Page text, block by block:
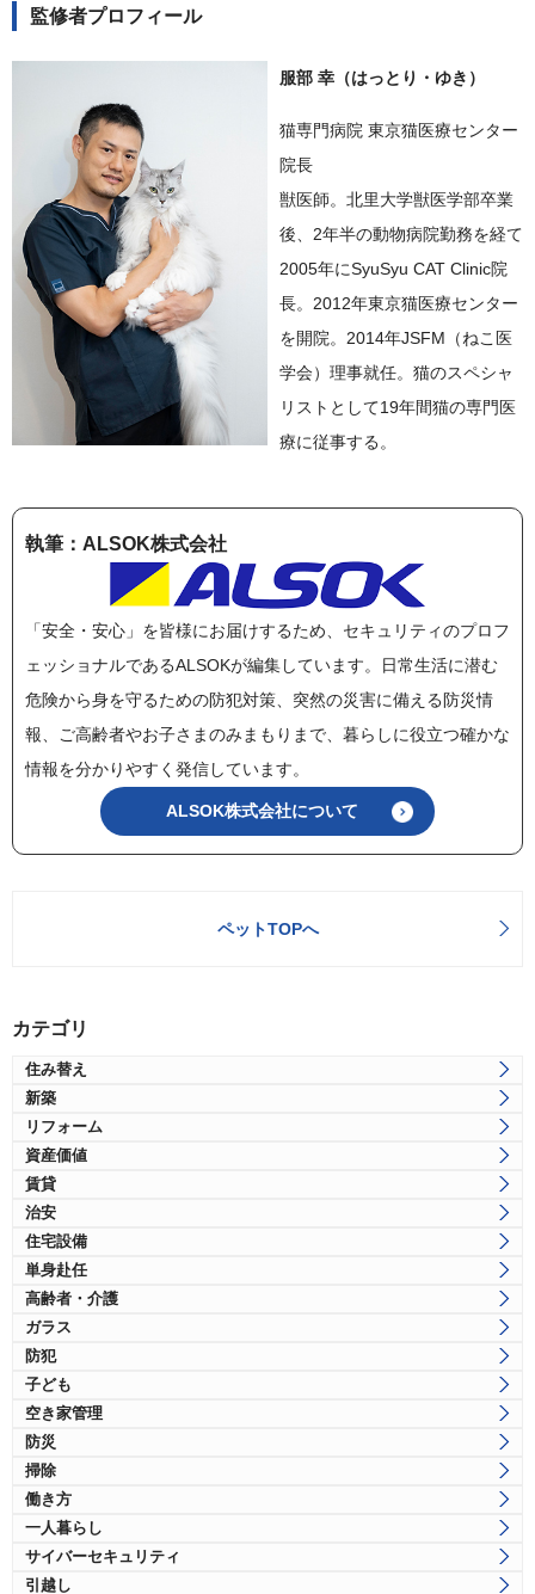
監修者プロフィール
服部 幸（はっとり・ゆき）
猫専門病院 東京猫医療センター
院長
獣医師。北里大学獣医学部卒業
後、2年半の動物病院勤務を経て
2005年にSyuSyu CAT Clinic院
長。2012年東京猫医療センター
を開院。2014年JSFM（ねこ医
学会）理事就任。猫のスペシャ
リストとして19年間猫の専門医
療に従事する。
執筆：ALSOK株式会社
「安全・安心」を皆様にお届けするため、セキュリティのプロフ
ェッショナルであるALSOKが編集しています。日常生活に潜む
危険から身を守るための防犯対策、突然の災害に備える防災情
報、ご高齢者やお子さまのみまもりまで、暮らしに役立つ確かな
情報を分かりやすく発信しています。
ALSOK株式会社について
ペットTOPへ
カテゴリ
住み替え
新築
リフォーム
資産価値
賃貸
治安
住宅設備
単身赴任
高齢者・介護
ガラス
防犯
子ども
空き家管理
防災
掃除
働き方
一人暮らし
サイバーセキュリティ
引越し